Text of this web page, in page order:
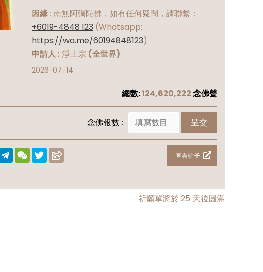
因緣 :南無阿彌陀佛，如有任何疑問，請聯繫：
+6019-4848 123 (Whatsapp:
https://wa.me/60194848123)
申請人 : 淨土宗 (全世界)
2026-07-14
總數:124,620,222念佛聲
查看帖子
念佛報數 : 呈交
祈願單將於 25 天後圓滿